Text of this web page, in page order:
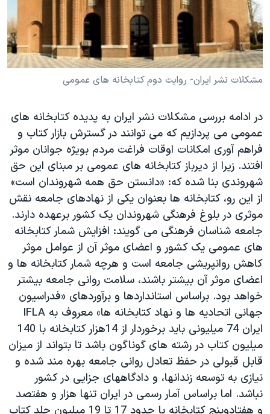
فرهنگ و زندگی
حقوق شهروندی
اقتصادی
علم و فناوری
گالری عکس
آرشیو پخش زنده
مستندها
انتخابات ریاست جمهوری آمریکا ۲۰۲۴
حمله جمهوری اسلامی به اسرائیل
رمز مهسا
اعتراضات زن، زندگی، آزادی
مجموعه مستندهای دادخواهی
تریبونال مردمی آبان ۹۸
دادگاه حمید نوری
چهل سال گروگان‌گیری
قانون شفافیت دارائی کادر رهبری ایران
اعتراضات مردمی آبان ۹۸
اسرائیل در جنگ
نرگس محمدی برنده جایزه نوبل صلح
همایش محافظه‌کاران آمریکا «سی‌پک»
صفحه‌های ویژه
سفر پرزیدنت ترامپ به چین
دنبال کنید
مشکلات نشر ایران- روایت دوم کتابخانه های عمومی
در ادامه بررسی مشکلات نشر ایران به پدیده کتابخانه های
عمومی می پردازیم که می توانند در گسترش بازار کتاب و
فراهم آوری امکانات اوقات فراغت مردم بویژه جوانان موثر
افتند. زیرا از دیرباز کتابخانه های عمومی بر مبنای این حق
شهروندی بنا شده که: «دانستن حق همه شهروندان است»
از این رو، کتابخانه ها بعنوان یکی از نهادهای جامعه نقش
موثری در بلوغ فرهنگی شهروندان یک کشور برعهده دارند.
جامعه شناسان فرهنگی می گویند: افزایش شمار کتابخانه
های عمومی یک کشور و اعضای موثر آن از عوامل موثر
کاهش روانپریشی جامعه است و هرچه شمار کتابخانه ها و
اعضای موثر آن بیشتر باشند، سلامت روانی جامعه بیشتر
خواهد بود. براساس استانداردها و برآوردهای «فدراسیون
جهانی اتحادیه ها و نهاد کتابخانه ها» معروف به IFLA
ایران 74 میلیونی باید برخوردار از 14هزار کتابخانه با 140
میلیون کتاب در رشته های گوناگون باشد تا بتواند از میزان
قابل قبولی در حفظ تعادل روانی جامعه بهره مند شده و
نیازی به توسعه زندانها، و دادگاههای جزایی در کشور
نباشد. اما براساس آمار رسمی در ایران تنها هزار و هفتصد